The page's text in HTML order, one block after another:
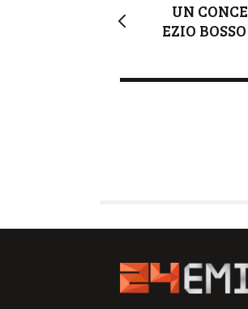
UN
EZIO